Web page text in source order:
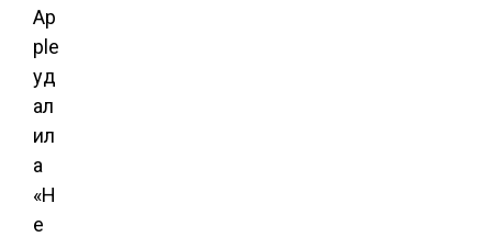
Ap
ple
уд
ал
ил
а
«Н
е